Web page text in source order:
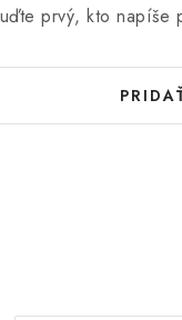
prvý, kto napíše